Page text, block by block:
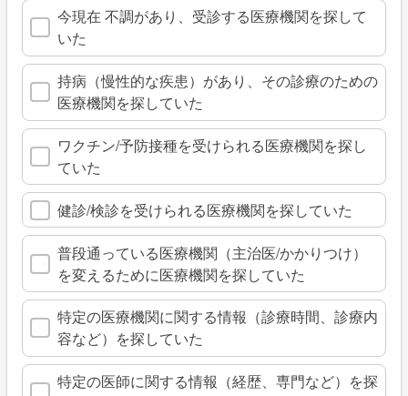
今現在 不調があり、受診する医療機関を探して
いた
持病（慢性的な疾患）があり、その診療のための
医療機関を探していた
ワクチン/予防接種を受けられる医療機関を探し
ていた
健診/検診を受けられる医療機関を探していた
普段通っている医療機関（主治医/かかりつけ）
を変えるために医療機関を探していた
特定の医療機関に関する情報（診療時間、診療内
容など）を探していた
特定の医師に関する情報（経歴、専門など）を探